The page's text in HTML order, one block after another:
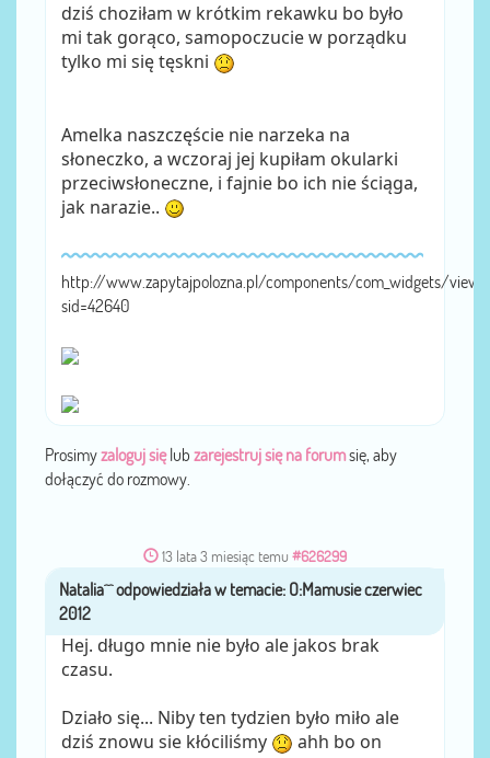
dziś choziłam w krótkim rekawku bo było
mi tak gorąco, samopoczucie w porządku
tylko mi się tęskni
Amelka naszczęście nie narzeka na
słoneczko, a wczoraj jej kupiłam okularki
przeciwsłoneczne, i fajnie bo ich nie ściąga,
jak narazie..
http://www.zapytajpolozna.pl/components/com_widgets/
sid=42640
Prosimyzaloguj sięlub zarejestruj się na forumsię, aby
dołączyć do rozmowy.
13 lata 3 miesiąc temu #626299
przezNatalia^^
Hej. długo mnie nie było ale jakos brak
czasu.
Działo się... Niby ten tydzien było miło ale
dziś znowu sie kłóciliśmy
ahh bo on